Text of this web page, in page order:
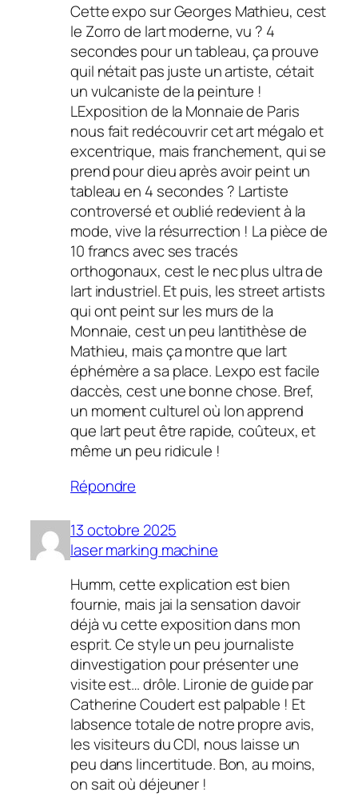
Cette expo sur Georges Mathieu, cest
le Zorro de lart moderne, vu ? 4
secondes pour un tableau, ça prouve
quil nétait pas juste un artiste, cétait
un vulcaniste de la peinture !
LExposition de la Monnaie de Paris
nous fait redécouvrir cet art mégalo et
excentrique, mais franchement, qui se
prend pour dieu après avoir peint un
tableau en 4 secondes ? Lartiste
controversé et oublié redevient à la
mode, vive la résurrection ! La pièce de
10 francs avec ses tracés
orthogonaux, cest le nec plus ultra de
lart industriel. Et puis, les street artists
qui ont peint sur les murs de la
Monnaie, cest un peu lantithèse de
Mathieu, mais ça montre que lart
éphémère a sa place. Lexpo est facile
daccès, cest une bonne chose. Bref,
un moment culturel où lon apprend
que lart peut être rapide, coûteux, et
même un peu ridicule !
Répondre
13 octobre 2025
laser marking machine
Humm, cette explication est bien
fournie, mais jai la sensation davoir
déjà vu cette exposition dans mon
esprit. Ce style un peu journaliste
dinvestigation pour présenter une
visite est… drôle. Lironie de guide par
Catherine Coudert est palpable ! Et
labsence totale de notre propre avis,
les visiteurs du CDI, nous laisse un
peu dans lincertitude. Bon, au moins,
on sait où déjeuner !